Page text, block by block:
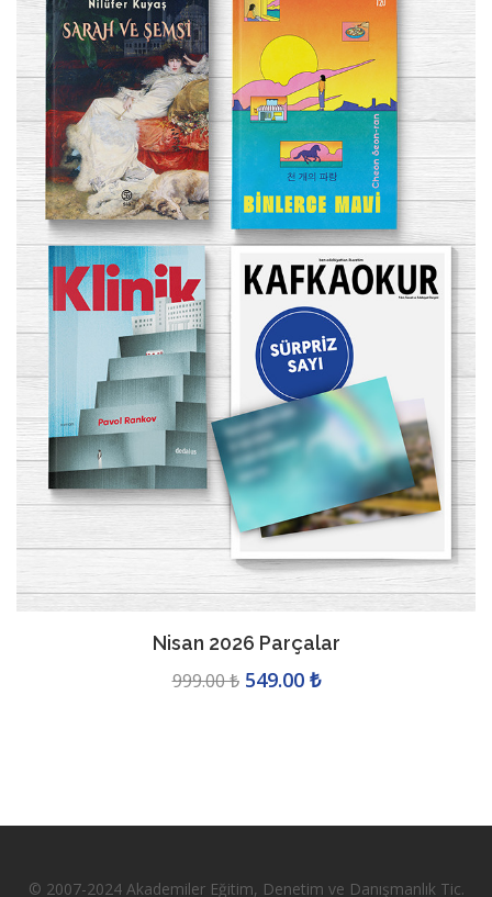
2026 Masaüstü Takvim
149.00 ₺ 149.00 ₺
© 2007-2024 Akademiler Eğitim, Denetim ve Danışmanlık Tic.